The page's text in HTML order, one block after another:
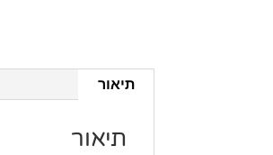
תיאור
תיאור